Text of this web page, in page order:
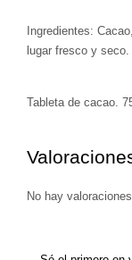
Ingredientes:
lugar fresco y seco.
Tableta de cacao.
No hay